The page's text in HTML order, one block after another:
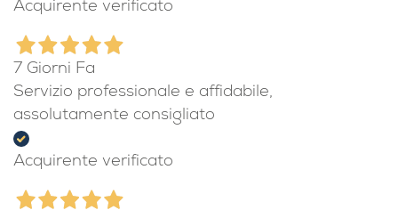
Acquirente verificato
7 Giorni Fa
Servizio professionale e affidabile,
assolutamente consigliato
Acquirente verificato